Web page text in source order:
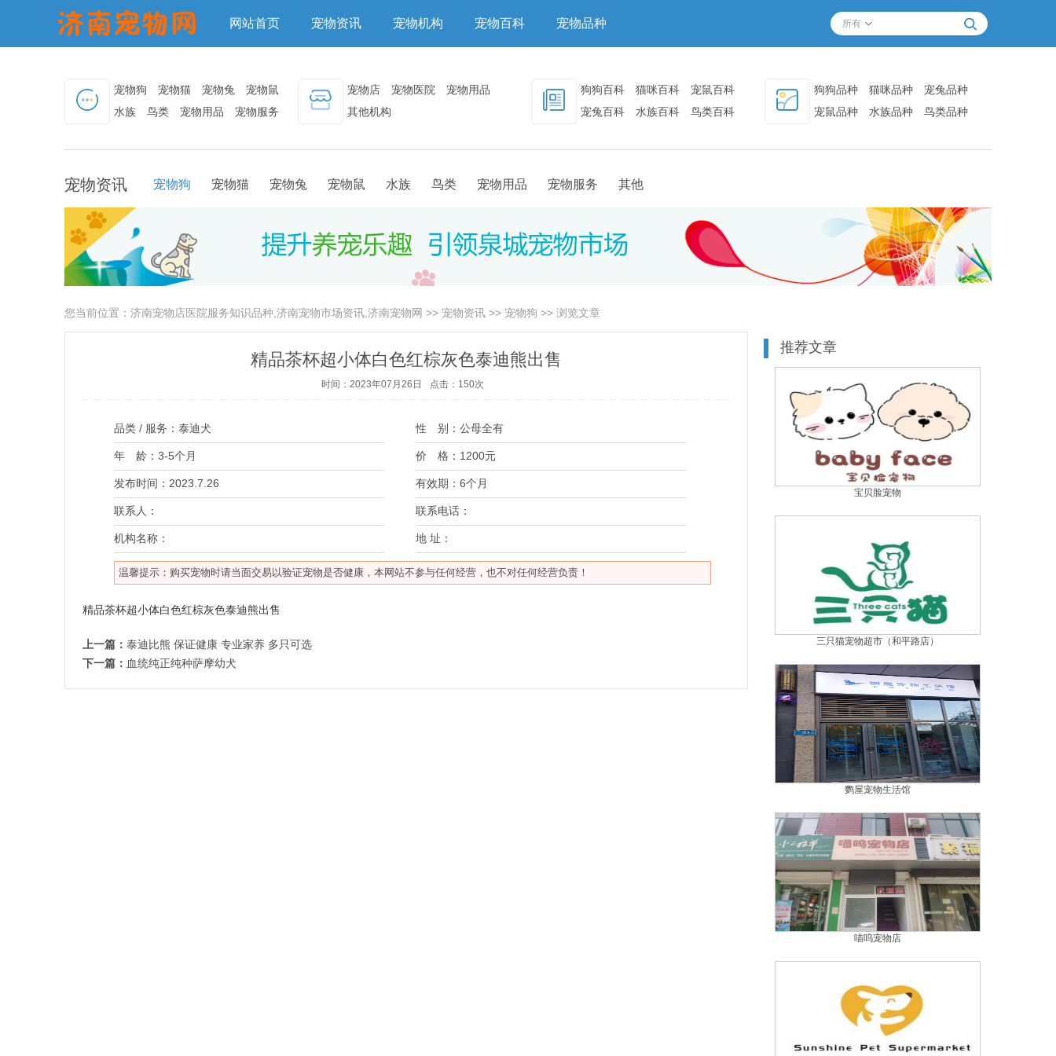
网站首页 宠物资讯 宠物机构 宠物百科 宠物品种 所有
宠物狗 宠物猫 宠物兔
宠物鼠
水族
鸟类 宠物用品 宠物服务
宠物店 宠物医院
宠物用品
其他机构
狗狗百科 猫咪百科
宠鼠百科
宠兔百科
水族百科
鸟类百科
狗狗品种 猫咪品种
宠兔品种
宠鼠品种
水族品种
鸟类品种
宠物资讯 宠物狗 宠物猫 宠物兔 宠物鼠 水族 鸟类 宠物用品 宠物服务 其他
您当前位置： 济南宠物店医院服务知识品种,济南宠物市场资讯,济南宠物网 >> 宠物资讯 >> 宠物狗 >> 浏览文章
精品茶杯超小体白色红棕灰色泰迪熊出售
时间：2023年07月26日 点击： 150次
品类 / 服务： 泰迪犬 性 别： 公母全有
年 龄： 3-5个月 价 格： 1200元
发布时间： 2023.7.26 有效期： 6个月
联系人： 联系电话：
机构名称： 地 址：
温馨提示：购买宠物时请当面交易以验证宠物是否健康，本网站不参与任何经营，也不对任何经营负责！
精品茶杯超小体白色红棕灰色泰迪熊出售
上一篇： 泰迪比熊 保证健康 专业家养 多只可选
下一篇： 血统纯正纯种萨摩幼犬
推荐文章
宝贝脸宠物
三只猫宠物超市（和平路店）
鹦屋宠物生活馆
喵呜宠物店